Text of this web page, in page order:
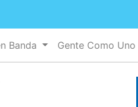
Banda Gente Como Uno